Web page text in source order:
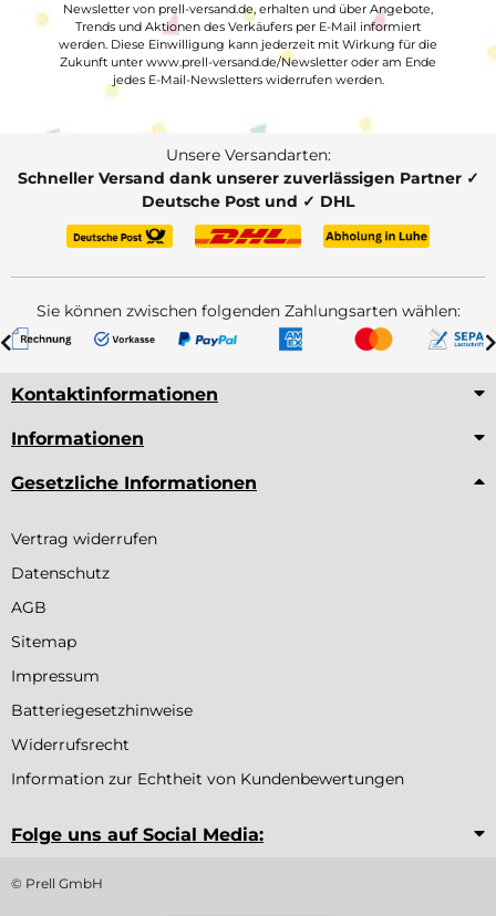
Newsletter von prell-versand.de, erhalten und über Angebote,
Trends und Aktionen des Verkäufers per E-Mail informiert
werden. Diese Einwilligung kann jederzeit mit Wirkung für die
Zukunft unter www.prell-versand.de/Newsletter oder am Ende
jedes E-Mail-Newsletters widerrufen werden.
Unsere Versandarten:
Schneller Versand dank unserer zuverlässigen Partner ✓
Deutsche Post und ✓ DHL
Sie können zwischen folgenden Zahlungsarten wählen:
Kontaktinformationen
Informationen
Gesetzliche Informationen
Vertrag widerrufen
Datenschutz
AGB
Sitemap
Impressum
Batteriegesetzhinweise
Widerrufsrecht
Information zur Echtheit von Kundenbewertungen
Folge uns auf Social Media:
© Prell GmbH